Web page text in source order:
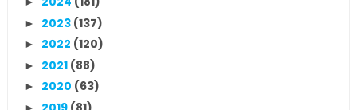
► 2023 (137)
► 2022 (120)
► 2021 (88)
► 2020 (63)
►